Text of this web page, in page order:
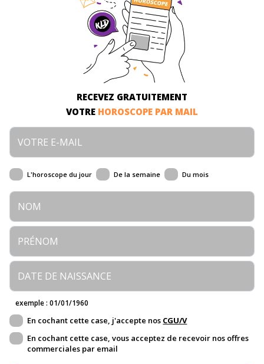
RECEVEZ GRATUITEMENT
VOTRE HOROSCOPE PAR MAIL
L'horoscope du jour De la semaine Du mois
exemple : 01/01/1960
En cochant cette case, j'accepte nos CGU/V
En cochant cette case, vous acceptez de recevoir nos offres
commerciales par email